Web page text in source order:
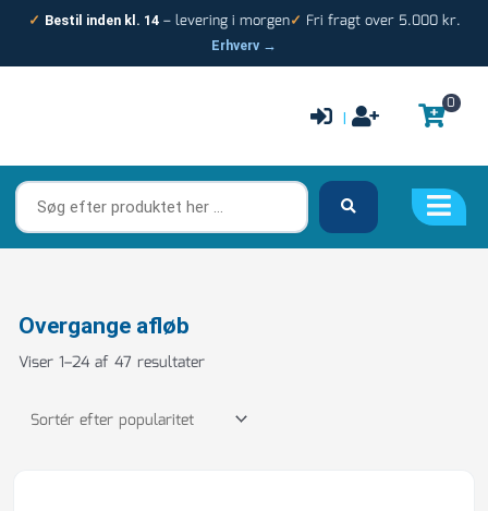
✓ Bestil inden kl. 14– levering i morgen✓ Fri fragt over 5.000 kr.
Erhverv →
|
0
Søg
efter
produktet
Overgange afløb
Viser 1–24 af 47 resultaterpopularitet